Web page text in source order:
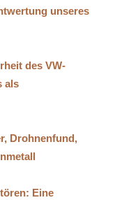
unseres
des VW-
als
Drohnenfund,
Eine